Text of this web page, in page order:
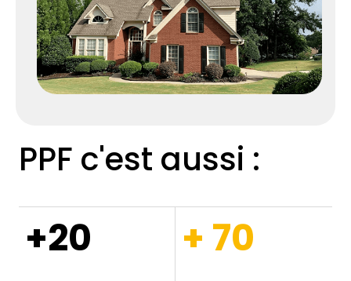
PPF c'est aussi :
+20 + 70